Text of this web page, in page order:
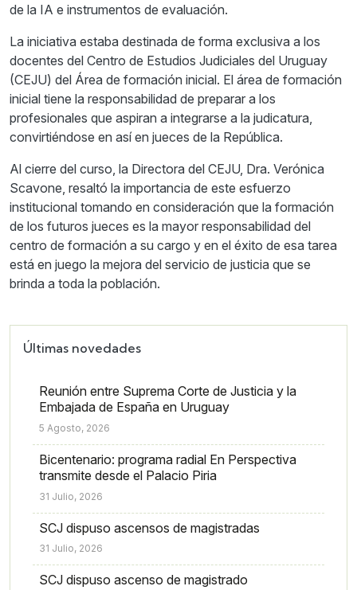
de la IA e instrumentos de evaluación.
La iniciativa estaba destinada de forma exclusiva a los
docentes del Centro de Estudios Judiciales del Uruguay
(CEJU) del Área de formación inicial. El área de formación
inicial tiene la responsabilidad de preparar a los
profesionales que aspiran a integrarse a la judicatura,
convirtiéndose en así en jueces de la República.
Al cierre del curso, la Directora del CEJU, Dra. Verónica
Scavone, resaltó la importancia de este esfuerzo
institucional tomando en consideración que la formación
de los futuros jueces es la mayor responsabilidad del
centro de formación a su cargo y en el éxito de esa tarea
está en juego la mejora del servicio de justicia que se
brinda a toda la población.
Últimas novedades
Reunión entre Suprema Corte de Justicia y la
Embajada de España en Uruguay
5 Agosto, 2026
Bicentenario: programa radial En Perspectiva
transmite desde el Palacio Piria
31 Julio, 2026
SCJ dispuso ascensos de magistradas
31 Julio, 2026
SCJ dispuso ascenso de magistrado